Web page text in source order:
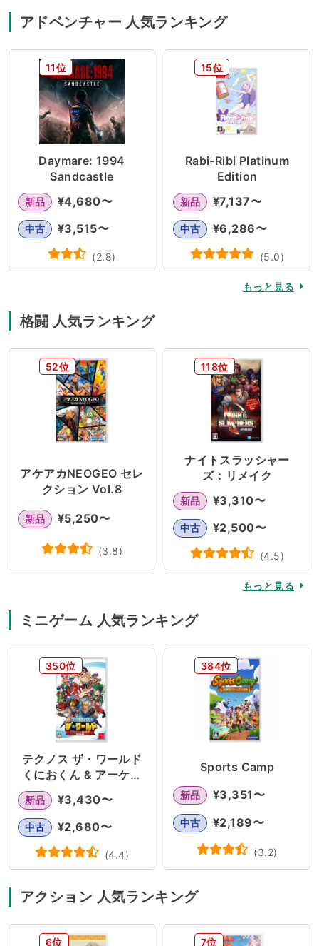
アドベンチャー 人気ランキング
11位
Daymare: 1994
Sandcastle
新品 ¥4,680〜
中古 ¥3,515〜
(2.8)
15位
Rabi-Ribi Platinum
Edition
新品 ¥7,137〜
中古 ¥6,286〜
(5.0)
もっと見る
格闘 人気ランキング
52位
アケアカNEOGEO セレ
クション Vol.8
新品 ¥5,250〜
(3.8)
118位
ナイトスラッシャー
ズ：リメイク
新品 ¥3,310〜
中古 ¥2,500〜
(4.5)
もっと見る
ミニゲーム 人気ランキング
350位
テクノス ザ・ワールド
くにおくん & アーケー
ドコレクション
新品 ¥3,430〜
中古 ¥2,680〜
(4.4)
384位
Sports Camp
新品 ¥3,351 〜
中古 ¥2,189〜
(3.2)
アクション 人気ランキング
6位 7位